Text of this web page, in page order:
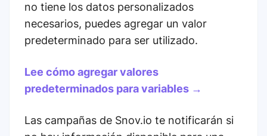
no tiene los datos personalizados
necesarios, puedes agregar un valor
predeterminado para ser utilizado.
Lee cómo agregar valores
predeterminados para variables →
Las campañas de Snov.io te notificarán si